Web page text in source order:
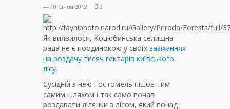
— 10 Січня 2012 9
Як виявилося, Коцюбинська селищна
рада не є поодинокою у своїх зазіханнях
на роздачу тисяч гектарів київського
лісу.
Сусідній з нею Гостомель пішов тим
самим шляхом і так само почав
роздавати ділянки з лісом, який понад